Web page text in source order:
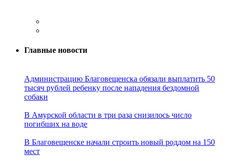
Главные новости
Администрацию Благовещенска обязали выплатить 50
тысяч рублей ребенку после нападения бездомной
собаки
В Амурской области в три раза снизилось число
погибших на воде
В Благовещенске начали строить новый роддом на 150
мест